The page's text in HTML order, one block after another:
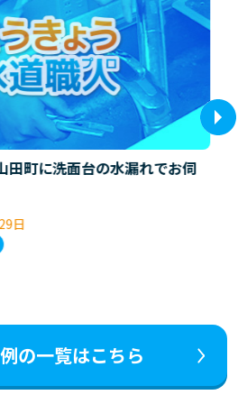
田町に洗面台の水漏れでお伺
日
の一覧はこちら